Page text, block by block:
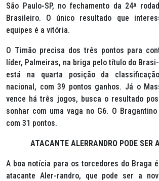
São Paulo-SP, no fechamento da 24ª
Brasileiro. O único resultado que
equipes é a vitória.
O Timão precisa dos três pontos para
líder, Palmeiras, na briga pelo título do
está na quarta posição da
nacional, com 39 pontos ganhos. Já o
vence há três jogos, busca o resultado
sonhar com uma vaga no G6. O
com 31 pontos.
ATACANTE ALERRANDRO PODE SER
A boa notícia para os torcedores do Braga
atacante Aler-randro, que pode ser a